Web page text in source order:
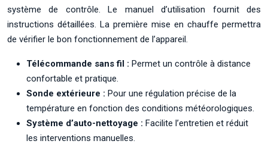
système de contrôle. Le manuel d’utilisation fournit des
instructions détaillées. La première mise en chauffe permettra
de vérifier le bon fonctionnement de l’appareil.
Télécommande sans fil : Permet un contrôle à distance
confortable et pratique.
Sonde extérieure : Pour une régulation précise de la
température en fonction des conditions météorologiques.
Système d’auto-nettoyage : Facilite l’entretien et réduit
les interventions manuelles.